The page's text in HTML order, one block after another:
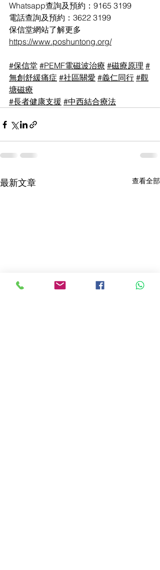
Whatsapp查詢及預約：9165 3199
電話查詢及預約：3622 3199
保信堂網站了解更多
https://www.poshuntong.org/
#保信堂 #PEMF電磁波治療 #磁療原理 #
無創舒緩痛症 #社區關愛 #義仁同行 #觀
塘磁療
#長者健康支援 #中西結合療法
最新文章 查看全部